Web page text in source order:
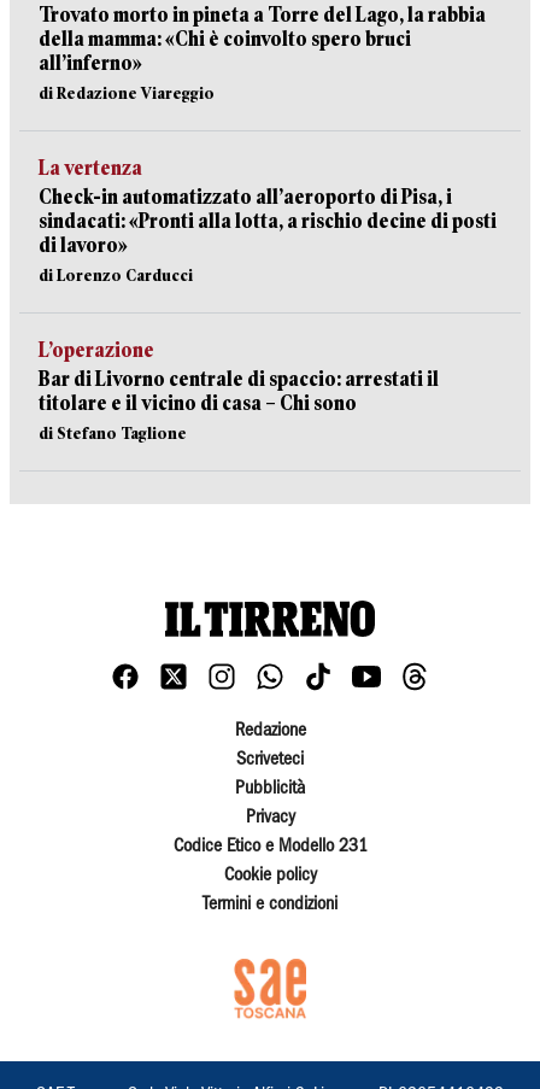
Trovato morto in pineta a Torre del Lago, la rabbia
della mamma: «Chi è coinvolto spero bruci
all’inferno»
di Redazione Viareggio
La vertenza
Check-in automatizzato all’aeroporto di Pisa, i
sindacati: «Pronti alla lotta, a rischio decine di posti
di lavoro»
di Lorenzo Carducci
L’operazione
Bar di Livorno centrale di spaccio: arrestati il
titolare e il vicino di casa – Chi sono
di Stefano Taglione
Redazione
Scriveteci
Pubblicità
Privacy
Codice Etico e Modello 231
Cookie policy
Termini e condizioni